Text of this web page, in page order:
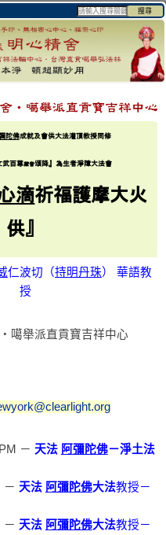
搜尋
陀佛成就及會供大法灌頂教授同修
武百尊藏音頌降』為生者淨障大法會
滴祈福護摩大火
供』
仁波切（持明丹珠） 華語教
授
噶舉派直貢寶吉祥中心
－ 天法 阿彌陀佛－淨土法
－ 天法 阿彌陀佛大法教授－
－ 天法 阿彌陀佛大法教授－